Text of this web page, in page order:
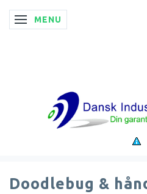
SKIFTE NAVIGATION
MENU
Doodlebug &